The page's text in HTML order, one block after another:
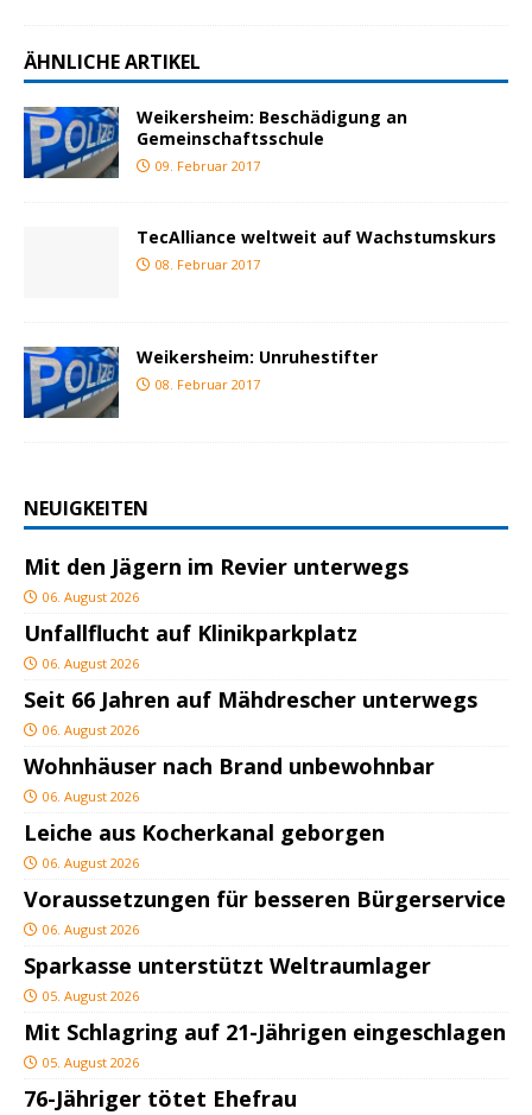
ÄHNLICHE ARTIKEL
Weikersheim: Beschädigung an
Gemeinschaftsschule
09. Februar 2017
TecAlliance weltweit auf Wachstumskurs
08. Februar 2017
Weikersheim: Unruhestifter
08. Februar 2017
NEUIGKEITEN
Mit den Jägern im Revier unterwegs
06. August 2026
Unfallflucht auf Klinikparkplatz
06. August 2026
Seit 66 Jahren auf Mähdrescher unterwegs
06. August 2026
Wohnhäuser nach Brand unbewohnbar
06. August 2026
Leiche aus Kocherkanal geborgen
06. August 2026
Voraussetzungen für besseren Bürgerservice
06. August 2026
Sparkasse unterstützt Weltraumlager
05. August 2026
Mit Schlagring auf 21-Jährigen eingeschlagen
05. August 2026
76-Jähriger tötet Ehefrau